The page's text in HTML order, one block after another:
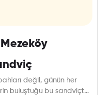
değil, günün her
buluştuğu bu sandviçten